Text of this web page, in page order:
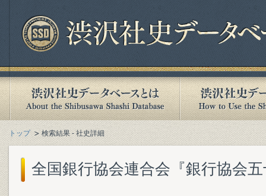
トップ 検索結果 - 社史詳細
全国銀行協会連合会『銀行協会